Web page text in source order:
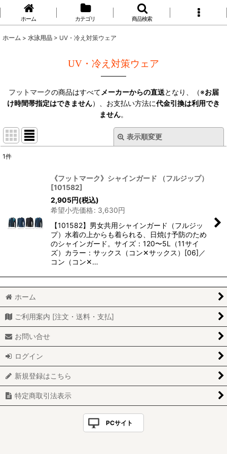
ホーム カテゴリ 商品検索
ホーム > 水泳用品 > UV・冷え対策ウェア
UV・冷え対策ウェア
フットマークの商品はすべて メーカーからの直送となり、（※お届
け時間帯指定はできません）、お支払い方法に代金引換は利用でき
ません。
表示順変更
絞り込む
1件
《フットマーク》シャインガード （フルジップ）
[101582]
2,905円(税込)
希望小売価格: 3,630円
【101582】男女共用シャインガード（フルジッ
プ）水着の上からも着られる、日焼け予防のため
のシャインガード。サイズ：120〜5L（11サイ
ズ）カラー：サックス（コン✕サックス）[06]／
コン（コン✕…
ホーム
ご利用案内 [注文・送料・支払]
お問い合せ
ログイン
新規登録はこちら
特定商取引法表示
PCサイト